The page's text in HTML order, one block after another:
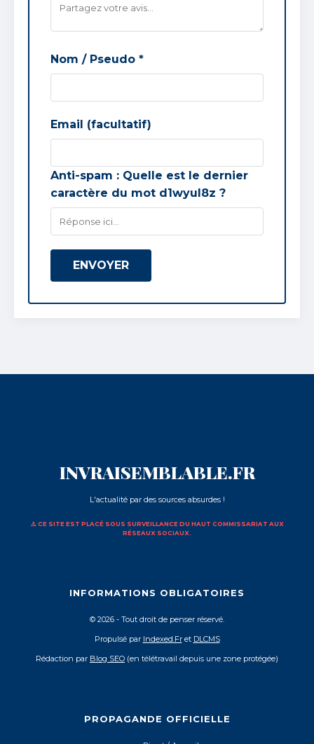
Nom / Pseudo *
Email (facultatif)
Anti-spam : Quelle est le dernier
caractère du mot d1wyul8z ?
ENVOYER
INVRAISEMBLABLE.FR
L'actualité par des sources absurdes !
⚠️ CE SITE EST PLACÉ SOUS SURVEILLANCE DU HAUT COMMISSARIAT AUX
RÉSEAUX SOCIAUX.
INFORMATIONS OBLIGATOIRES
© 2026 - Tout droit de penser réservé.
Propulsé par Indexed.Fret DLCMS
Rédaction par Blog SEO (en télétravail depuis une zone protégée)
PROPAGANDE OFFICIELLE